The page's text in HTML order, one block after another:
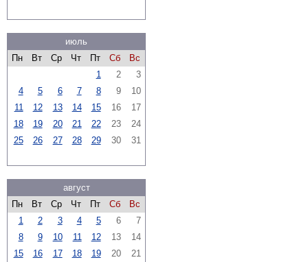
июль
Пн
Вт Ср Чт Пт Сб
Вс
1
2
3
4
5 6 7 8 9
10
11
12 13 14 15 16
17
18
19 20 21 22 23
24
25
26 27 28 29 30 31
август
Пн
Вт Ср Чт Пт Сб
Вс
1
2 3 4 5 6
7
8
9 10 11 12 13
14
15
16 17 18 19 20
21